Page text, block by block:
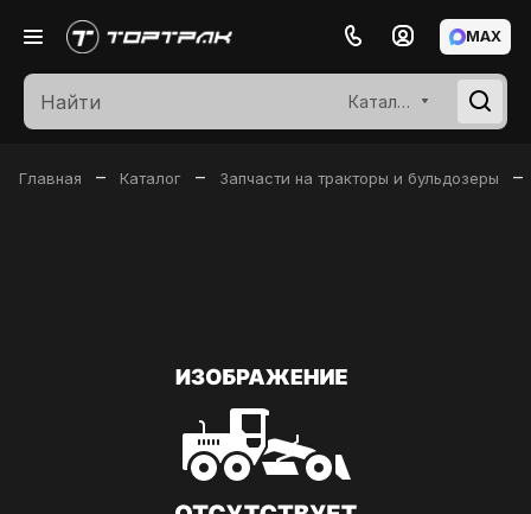
Каталог
MAX
Главная – Каталог – Запчасти на тракторы и бульдозеры –